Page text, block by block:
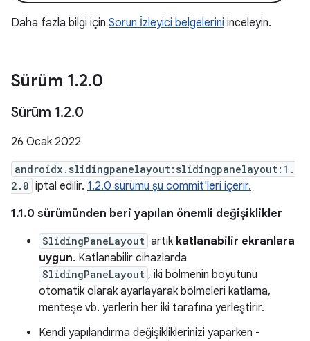
Daha fazla bilgi için Sorun İzleyici belgelerini inceleyin.
Sürüm 1.2.0
Sürüm 1.2.0
26 Ocak 2022
androidx.slidingpanelayout:slidingpanelayout:1.
2.0 iptal edilir. 1.2.0 sürümü şu commit'leri içerir.
1.1.0 sürümünden beri yapılan önemli değişiklikler
SlidingPaneLayout artık katlanabilir ekranlara
uygun. Katlanabilir cihazlarda
SlidingPaneLayout , iki bölmenin boyutunu
otomatik olarak ayarlayarak bölmeleri katlama,
menteşe vb. yerlerin her iki tarafına yerleştirir.
Kendi yapılandırma değişikliklerinizi yaparken -